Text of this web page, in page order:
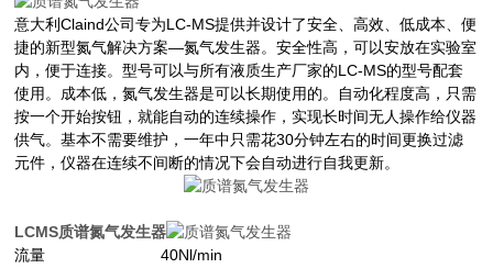
意大利Claind公司专为LC-MS提供并设计了安全、高效、低成本、便
捷的新型氮气解决方案—氮气发生器。安全性高，可以安放在实验室
内，便于连接。型号可以与所有液质生产厂家的LC-MS的型号配套
使用。成本低，氮气发生器是可以长期使用的。自动化程度高，只需
按一个开始按钮，就能自动的连续操作，实现长时间无人操作给仪器
供气。基本不需要维护，一年中只需花30分钟左右的时间更换过滤
元件，仪器在连续不间断的情况下会自动进行自我更新。
LCMS质谱氮气发生器
流量
40Nl/min